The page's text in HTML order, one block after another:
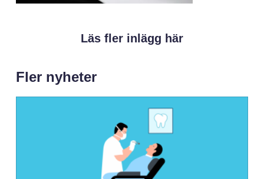
Läs fler inlägg här
Fler nyheter